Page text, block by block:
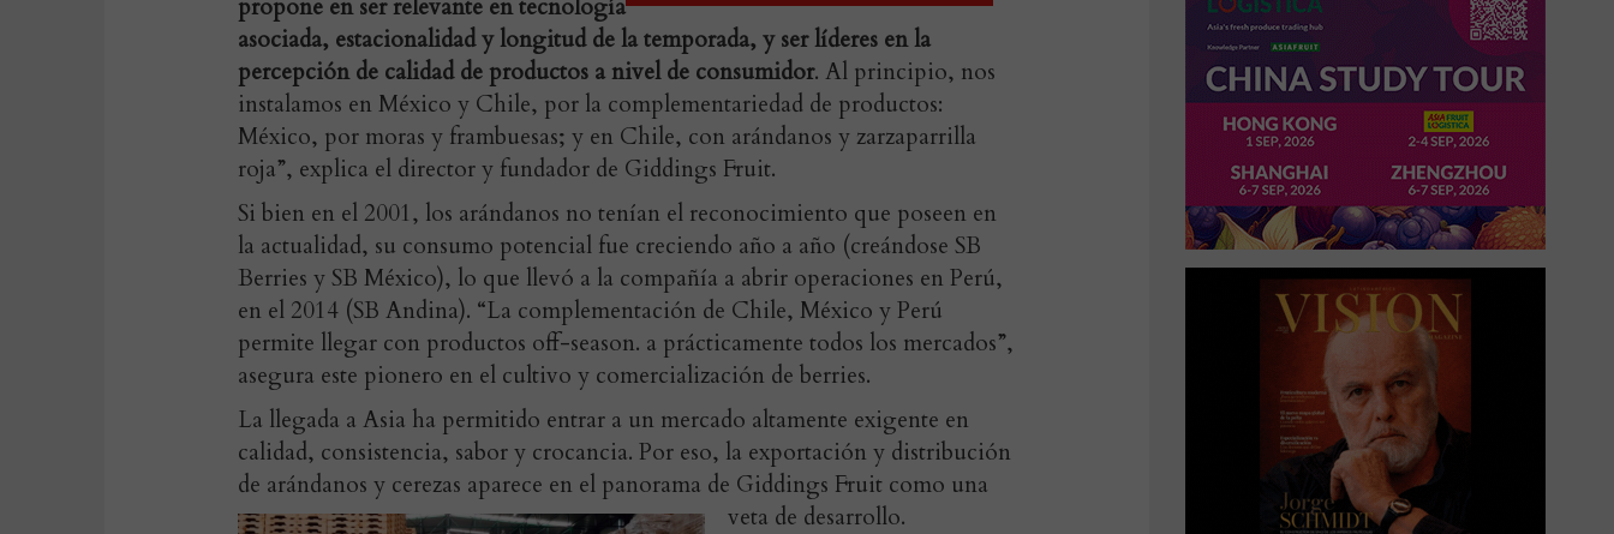
propone en ser relevante en tecnología
asociada, estacionalidad y longitud de la temporada, y ser líderes en la
percepción de calidad de productos a nivel de consumidor. Al principio, nos
instalamos en México y Chile, por la complementariedad de productos:
México, por moras y frambuesas; y en Chile, con arándanos y zarzaparrilla
roja”, explica el director y fundador de Giddings Fruit.
Si bien en el 2001, los arándanos no tenían el reconocimiento que poseen en
la actualidad, su consumo potencial fue creciendo año a año (creándose SB
Berries y SB México), lo que llevó a la compañía a abrir operaciones en Perú,
en el 2014 (SB Andina). “La complementación de Chile, México y Perú
permite llegar con productos off-season. a prácticamente todos los mercados”,
asegura este pionero en el cultivo y comercialización de berries.
La llegada a Asia ha permitido entrar a un mercado altamente exigente en
calidad, consistencia, sabor y crocancia. Por eso, la exportación y distribución
de arándanos y cerezas aparece en el panorama de Giddings Fruit como una
veta de desarrollo.